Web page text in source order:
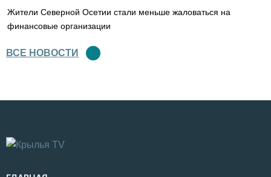
Жители Северной Осетии стали меньше жаловаться на
финансовые организации
ВСЕ НОВОСТИ